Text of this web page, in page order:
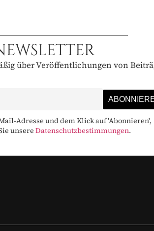
über Veröffentlichungen von
Adresse und dem Klick auf 'Abonnieren',
unsereDatenschutzbestimmungen.